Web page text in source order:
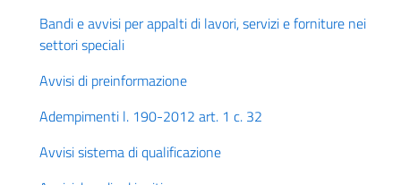
Bandi e avvisi per appalti di lavori, servizi e forniture nei
settori speciali
Avvisi di preinformazione
Adempimenti l. 190-2012 art. 1 c. 32
Avvisi sistema di qualificazione